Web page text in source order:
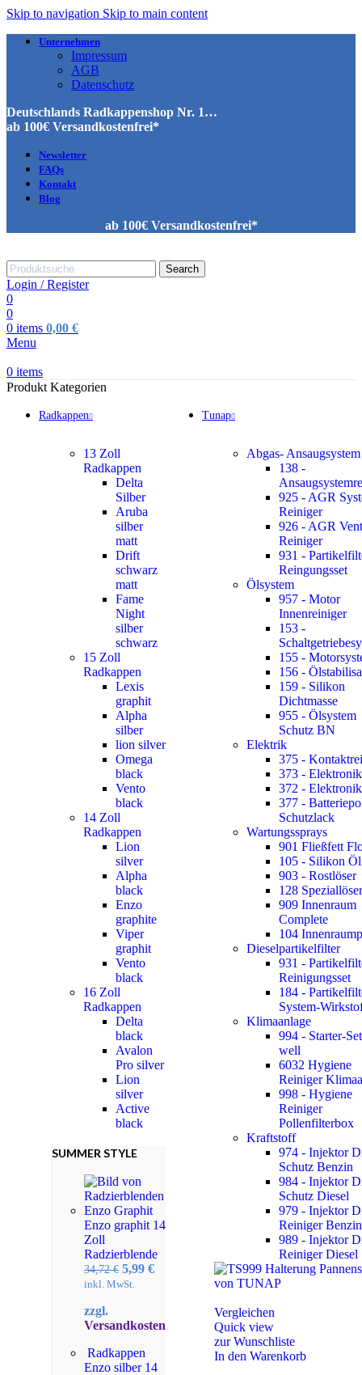
Skip to navigation Skip to main content
Unternehmen
Impressum
AGB
Datenschutz
Deutschlands Radkappenshop Nr. 1…
ab 100€ Versandkostenfrei*
Newsletter
FAQs
Kontakt
Blog
ab 100€ Versandkostenfrei*
Search
Login / Register
0
0
0 items 0,00 €
Menu
0 items
Produkt Kategorien
Radkappen
13 Zoll
Radkappen
Delta
Silber
Aruba
silber
matt
Drift
schwarz
matt
Fame
Night
silber
schwarz
15 Zoll
Radkappen
Lexis
graphit
Alpha
silber
lion silver
Omega
black
Vento
black
14 Zoll
Radkappen
Lion
silver
Alpha
black
Enzo
graphite
Viper
graphit
Vento
black
16 Zoll
Radkappen
Delta
black
Avalon
Pro silver
Lion
silver
Active
black
SUMMER STYLE
Enzo graphit 14
Zoll
Radzierblende
34,72€ Ursprünglicher
Preis
5,99 €Aktueller
inkl. MwSt.
zzgl.
Versandkosten
Radkappen
Enzo silber 14
Tunap
Abgas- Ansaugsystem
138 -
925 - AGR
Reiniger
926 - AGR
Reiniger
931 -
Reingungsset
Ölsystem
957 - Motor
Innenreiniger
153 -
155 -
156 -
159 - Silikon
Dichtmasse
955 - Ölsystem
Schutz BN
Elektrik
375 -
373 -
372 -
377 -
Schutzlack
Wartungssprays
901 Fließfett
105 - Silikon Öl
903 - Rostlöser
128 Speziallöser
909 Innenraum
Complete
104
Dieselpartikelfilter
931 -
Reinigungsset
184 -
System-
Klimaanlage
994 - Starter-
well
6032 Hygiene
Reiniger
998 - Hygiene
Reiniger
Pollenfilterbox
Kraftstoff
974 - Injektor
Schutz Benzin
984 - Injektor
Schutz Diesel
979 - Injektor
Reiniger Benzin
989 - Injektor
Reiniger Diesel
Vergleichen
Quick view
zur Wunschliste
In den Warenkorb